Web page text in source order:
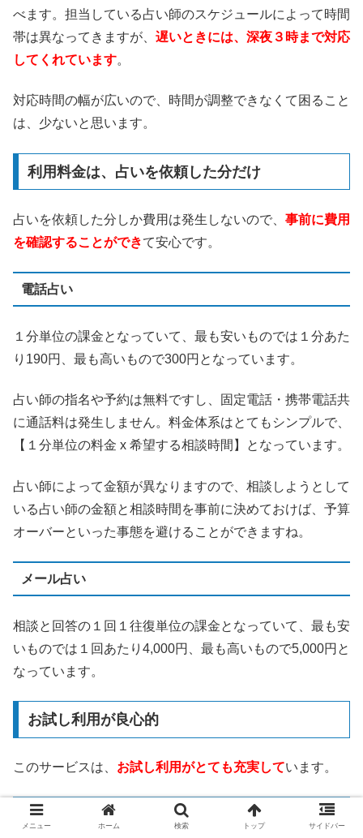
べます。担当している占い師のスケジュールによって時間
帯は異なってきますが、 遅いときには、深夜３時まで対応
してくれています。
対応時間の幅が広いので、時間が調整できなくて困ること
は、少ないと思います。
利用料金は、占いを依頼した分だけ
占いを依頼した分しか費用は発生しないので、 事前に費用
を確認することができて安心です。
電話占い
１分単位の課金となっていて、最も安いものでは１分あた
り190円、最も高いもので300円となっています。
占い師の指名や予約は無料ですし、固定電話・携帯電話共
に通話料は発生しません。料金体系はとてもシンプルで、
【１分単位の料金 x 希望する相談時間】となっています。
占い師によって金額が異なりますので、相談しようとして
いる占い師の金額と相談時間を事前に決めておけば、予算
オーバーといった事態を避けることができますね。
メール占い
相談と回答の１回１往復単位の課金となっていて、最も安
いものでは１回あたり4,000円、最も高いもので5,000円と
なっています。
お試し利用が良心的
このサービスは、 お試し利用がとても充実しています。
3,000円分の無料相談ポイント
メニュー ホーム 検索 トップ サイドバー